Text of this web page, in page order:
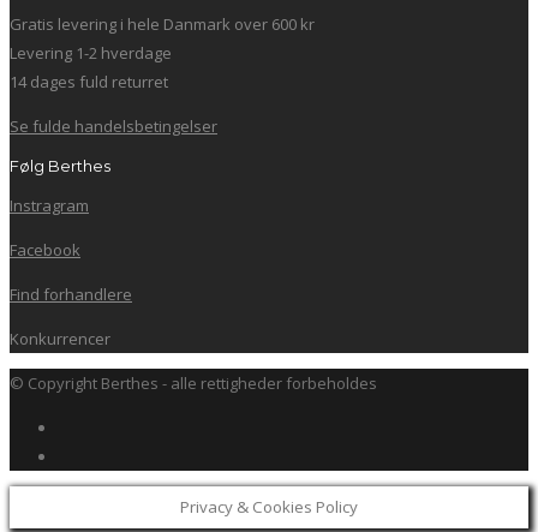
Gratis levering i hele Danmark over 600 kr
Levering 1-2 hverdage
14 dages fuld returret
Se fulde handelsbetingelser
Følg Berthes
Instragram
Facebook
Find forhandlere
Konkurrencer
© Copyright Berthes - alle rettigheder forbeholdes
Privacy & Cookies Policy